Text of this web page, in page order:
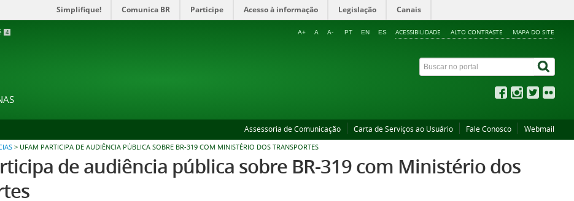
Simplifique! Comunica BR Participe Acesso à informação Legislação Canais
4 ACESSIBILIDADE ALTO CONTRASTE MAPA DO SITE
A+ A A- PT EN ES
Assessoria de Comunicação Carta de Serviços ao Usuário Fale Conosco Webmail
> UFAM PARTICIPA DE AUDIÊNCIA PÚBLICA SOBRE BR-319 COM MINISTÉRIO DOS TRANSPORTES
de audiência pública sobre BR-319 com Ministério dos